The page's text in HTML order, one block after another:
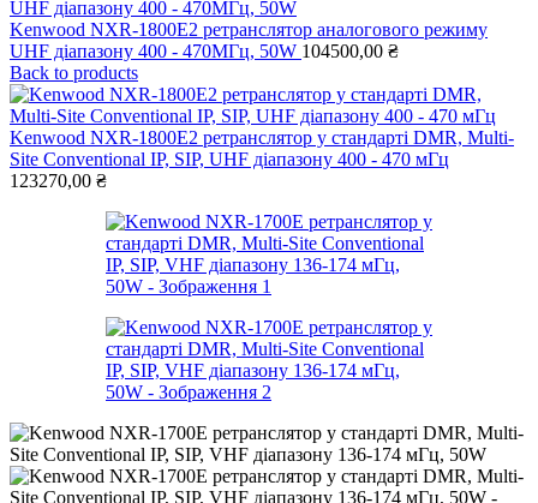
Kenwood NXR-1800E2 ретранслятор аналогового режиму
UHF діапазону 400 - 470МГц, 50W 104500,00 ₴
Back to products
Kenwood NXR-1800E2 ретранслятор у стандарті DMR, Multi-
Site Conventional IP, SIP, UHF діапазону 400 - 470 мГц
123270,00 ₴